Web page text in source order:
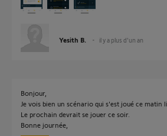
Yesith B. il y a plus d'un an
Bonjour,
Je vois bien un scénario qui s'est joué ce matin
Le prochain devrait se jouer ce soir.
Bonne journée,